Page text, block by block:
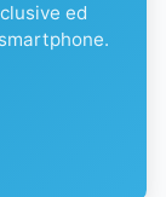
ed